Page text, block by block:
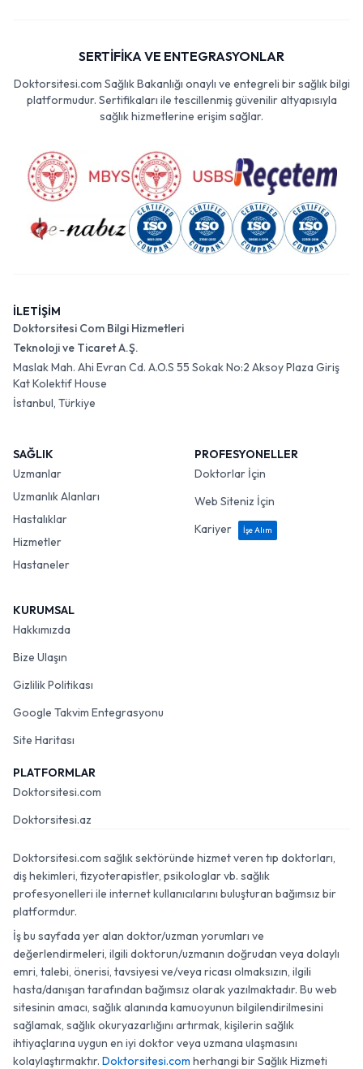
SERTİFİKA VE ENTEGRASYONLAR
Doktorsitesi.com Sağlık Bakanlığı onaylı ve entegreli bir sağlık bilgi
platformudur. Sertifikaları ile tescillenmiş güvenilir altyapısıyla
sağlık hizmetlerine erişim sağlar.
İLETİŞİM
Doktorsitesi Com Bilgi Hizmetleri
Teknoloji ve Ticaret A.Ş.
Maslak Mah. Ahi Evran Cd. A.O.S 55 Sokak No:2 Aksoy Plaza Giriş
Kat Kolektif House
İstanbul, Türkiye
SAĞLIK
Uzmanlar
Uzmanlık Alanları
Hastalıklar
Hizmetler
Hastaneler
PROFESYONELLER
Doktorlar İçin
Web Siteniz İçin
Kariyer
İşe Alım
KURUMSAL
Hakkımızda
Bize Ulaşın
Gizlilik Politikası
Google Takvim Entegrasyonu
Site Haritası
PLATFORMLAR
Doktorsitesi.com
Doktorsitesi.az
Doktorsitesi.com sağlık sektöründe hizmet veren tıp doktorları,
diş hekimleri, fizyoterapistler, psikologlar vb. sağlık
profesyonelleri ile internet kullanıcılarını buluşturan bağımsız bir
platformdur.
İş bu sayfada yer alan doktor/uzman yorumları ve
değerlendirmeleri, ilgili doktorun/uzmanın doğrudan veya dolaylı
emri, talebi, önerisi, tavsiyesi ve/veya ricası olmaksızın, ilgili
hasta/danışan tarafından bağımsız olarak yazılmaktadır. Bu web
sitesinin amacı, sağlık alanında kamuoyunun bilgilendirilmesini
sağlamak, sağlık okuryazarlığını artırmak, kişilerin sağlık
ihtiyaçlarına uygun en iyi doktor veya uzmana ulaşmasını
kolaylaştırmaktır. Doktorsitesi.com herhangi bir Sağlık Hizmeti